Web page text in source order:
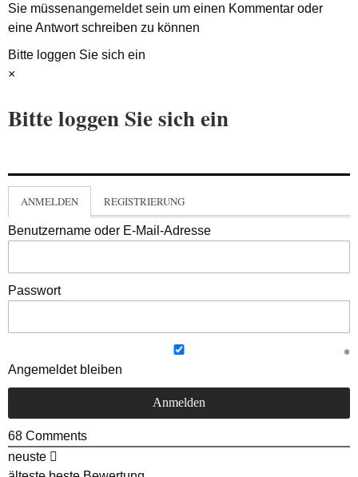
Sie müssenangemeldetsein um einen Kommentar oder
eine Antwort schreiben zu können
Bitte loggen Sie sich ein
×
Bitte loggen Sie sich ein
ANMELDEN REGISTRIERUNG
Benutzername oder E-Mail-Adresse
Passwort
Angemeldet bleiben
68 Comments
neuste